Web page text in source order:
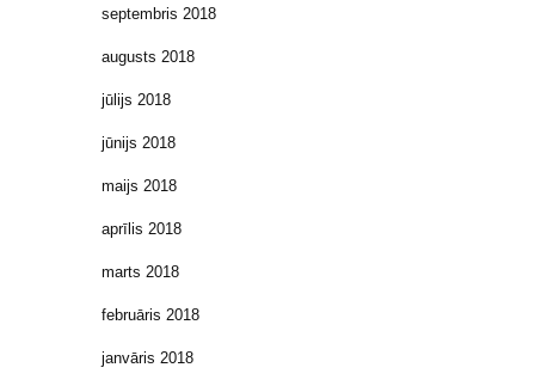
septembris 2018
augusts 2018
jūlijs 2018
jūnijs 2018
maijs 2018
aprīlis 2018
marts 2018
februāris 2018
janvāris 2018